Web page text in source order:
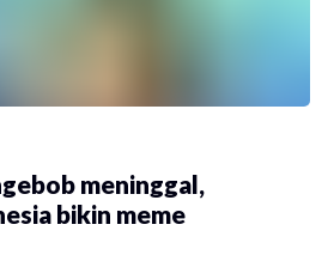
meninggal,
bikin meme